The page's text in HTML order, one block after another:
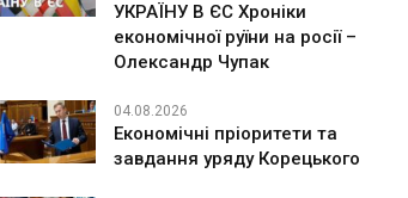
УКРАЇНУ В ЄС Хроніки
економічної руїни на росії –
Олександр Чупак
04.08.2026
Економічні пріоритети та
завдання уряду Корецького